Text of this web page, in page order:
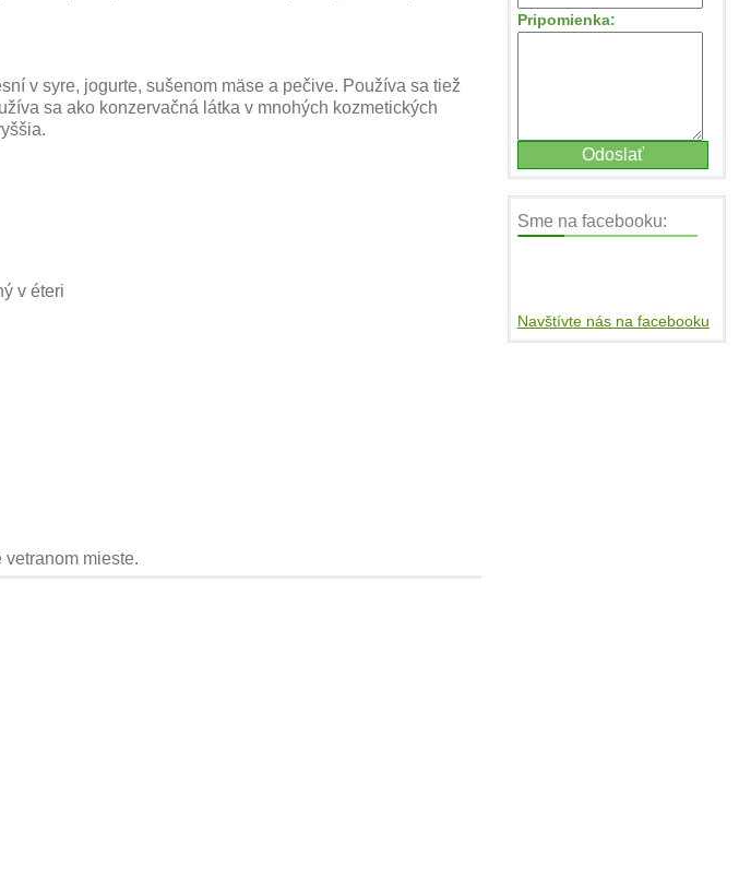
v syre, jogurte, sušenom mäse a pečive. Používa sa tiež
sa ako konzervačná látka v mnohých kozmetických
v éteri
mieste.
Pripomienka:
Sme na facebooku:
Navštívte nás na facebooku